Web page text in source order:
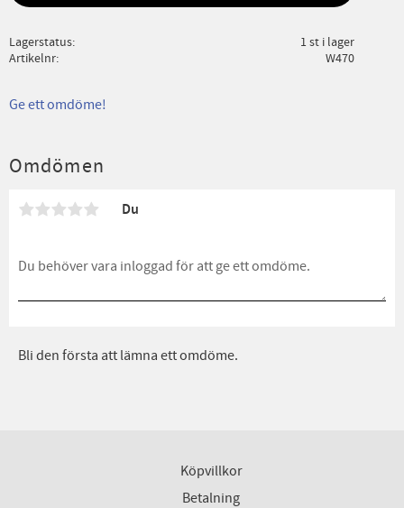
Lagerstatus
1 st i lager
Artikelnr
W470
Ge ett omdöme!
Omdömen
Du
Bli den första att lämna ett omdöme.
Köpvillkor
Betalning